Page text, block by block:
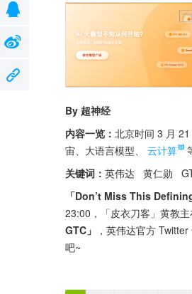
广
By 超神经
内容一览： 北京时间 3 月
宙、大语言模型、
云计算
关键词： 英伟达   黄仁勋
「Don’t Miss This
23:00，「皮衣刀客」黄教
GTC」
，英伟达官方
吧~